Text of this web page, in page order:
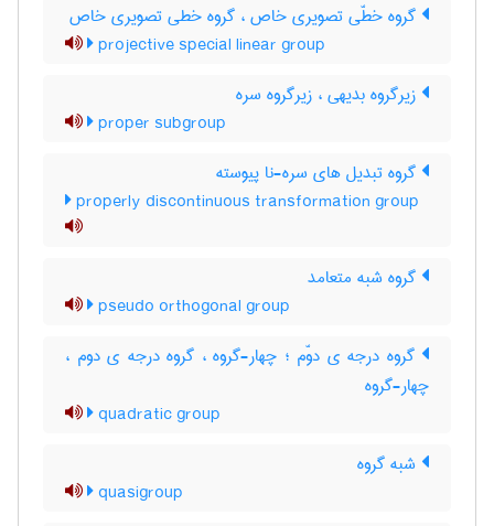
گروه خطّی تصویری خاص ، گروه خطی تصویری خاص
projective special linear group
زیرگروه بدیهی ، زیرگروه سره
proper subgroup
گروه تبدیل های سره-نا پیوسته
properly discontinuous transformation group
گروه شبه متعامد
pseudo orthogonal group
گروه درجه ی دوّم ؛ چهار-گروه ، گروه درجه ی دوم ،
چهار-گروه
quadratic group
شبه گروه
quasigroup